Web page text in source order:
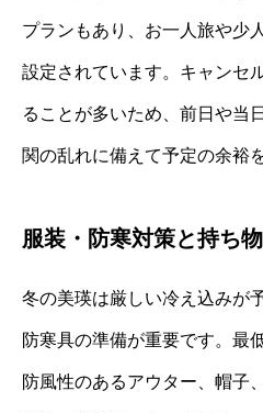
プランもあり、お一人旅や少
設定されています。キャンセ
ることが多いため、前日や当
関の乱れに備えて予定の余裕
服装・防寒対策と持ち物
冬の美瑛は厳しい冷え込みが
防寒具の準備が重要です。最
防風性のあるアウター、帽子